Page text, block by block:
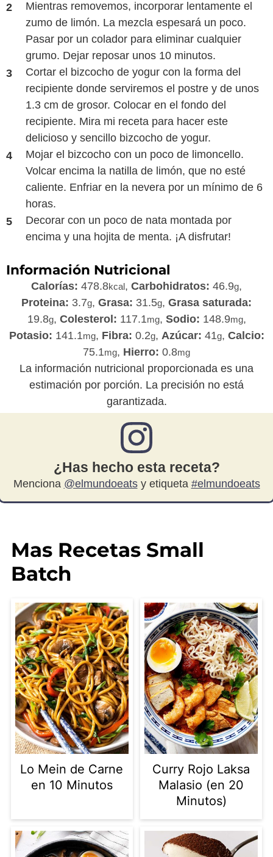
Mientras removemos, incorporar lentamente el
zumo de limón. La mezcla espesará un poco.
Pasar por un colador para eliminar cualquier
grumo. Dejar reposar unos 10 minutos.
Cortar el bizcocho de yogur con la forma del
recipiente donde serviremos el postre y de unos
1.3 cm de grosor. Colocar en el fondo del
recipiente. Mira mi receta para hacer este
delicioso y sencillo bizcocho de yogur.
Mojar el bizcocho con un poco de limoncello.
Volcar encima la natilla de limón, que no esté
caliente. Enfriar en la nevera por un mínimo de 6
horas.
Decorar con un poco de nata montada por
encima y una hojita de menta. ¡A disfrutar!
Información Nutricional
Calorías: 478.8kcal, Carbohidratos: 46.9g,
Proteina: 3.7g, Grasa: 31.5g, Grasa saturada:
19.8g, Colesterol: 117.1mg, Sodio: 148.9mg,
Potasio: 141.1mg, Fibra: 0.2g, Azúcar: 41g, Calcio:
75.1mg, Hierro: 0.8mg
La información nutricional proporcionada es una
estimación por porción. La precisión no está
garantizada.
¿Has hecho esta receta?
Menciona @elmundoeatsy etiqueta #elmundoeats
Mas Recetas Small
Batch
Lo Mein de Carne
en 10 Minutos
Curry Rojo Laksa
Malasio (en 20
Minutos)